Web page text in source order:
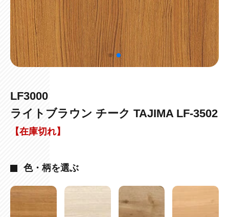
LF3000
ライトブラウン チーク TAJIMA LF-3502
【在庫切れ】
色・柄を選ぶ